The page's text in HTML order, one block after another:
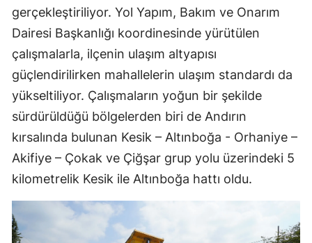
gerçekleştiriliyor. Yol Yapım, Bakım ve Onarım
Dairesi Başkanlığı koordinesinde yürütülen
çalışmalarla, ilçenin ulaşım altyapısı
güçlendirilirken mahallelerin ulaşım standardı da
yükseltiliyor. Çalışmaların yoğun bir şekilde
sürdürüldüğü bölgelerden biri de Andırın
kırsalında bulunan Kesik – Altınboğa - Orhaniye –
Akifiye – Çokak ve Çiğşar grup yolu üzerindeki 5
kilometrelik Kesik ile Altınboğa hattı oldu.